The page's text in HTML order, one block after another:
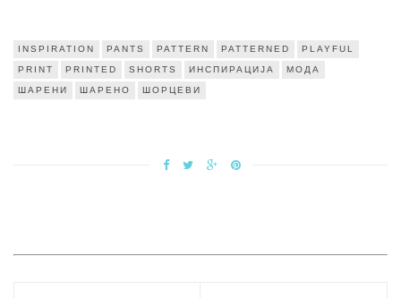
INSPIRATION PANTS PATTERN PATTERNED PLAYFUL
PRINT PRINTED SHORTS ИНСПИРАЦИЈА МОДА
ШАРЕНИ ШАРЕНО ШОРЦЕВИ